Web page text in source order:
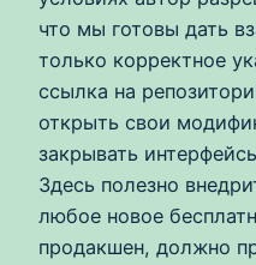
что мы готовы дать
только корректное
ссылка на
открыть свои
закрывать
Здесь полезно
любое новое
продакшен, должно